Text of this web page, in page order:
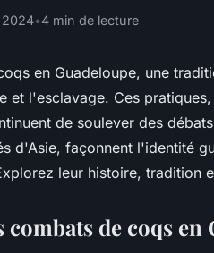
2024•4 min de lecture
en Guadeloupe, une
et l'esclavage. Ces
de soulever des
d'Asie, façonnent l'identité
leur histoire, tradition
de coqs en